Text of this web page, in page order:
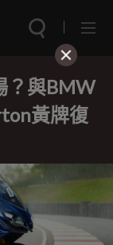
？與BMW
黃牌復